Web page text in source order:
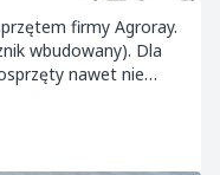
firmy Agroray.
wbudowany). Dla
nawet nie